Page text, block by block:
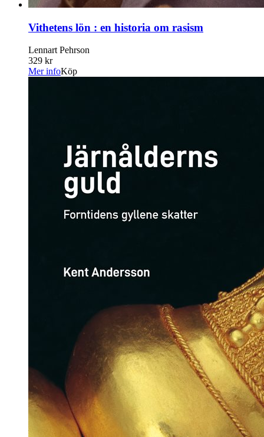
Vithetens lön : en historia om rasism
Lennart Pehrson
329 kr
Mer infoKöp